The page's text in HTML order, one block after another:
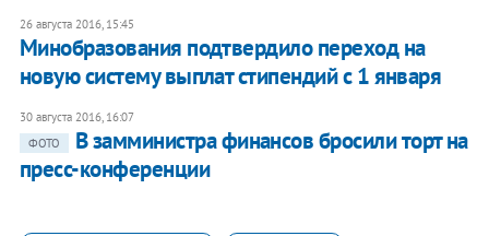
26 августа 2016, 15:45
Минобразования подтвердило переход на
новую систему выплат стипендий с 1 января
30 августа 2016, 16:07
ФОТО
В замминистра финансов бросили торт на
пресс-конференции